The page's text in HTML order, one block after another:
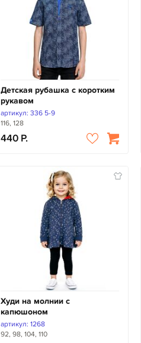
Детская рубашка с коротким
рукавом
артикул: 336 5-9
116, 128
440
Худи на молнии с
капюшоном
артикул: 1268
92, 98, 104, 110